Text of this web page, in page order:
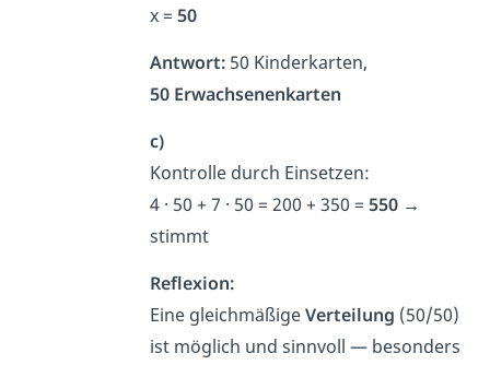
x =50
Antwort: 50 Kinderkarten,
50 Erwachsenenkarten
c)
Kontrolle durch Einsetzen:
4 · 50 + 7 · 50 = 200 + 350 =550 →
stimmt
Reflexion:
Eine gleichmäßigeVerteilung (50/50)
ist möglich und sinnvoll — besonders